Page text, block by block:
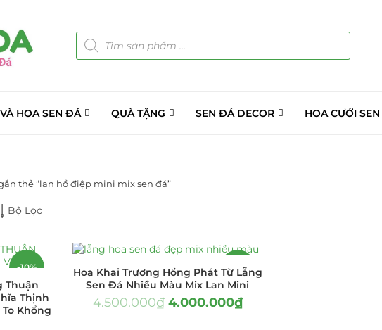
HOA SEN ĐÁ QUÀ TẶNG SEN ĐÁ DECOR HOA CƯỚI
DANH MỤC SẢN PHẨM
Cây Sen Đá Giá Sỉ (137)
Chậu Sen Đá Mini (8)
thẻ “lan hồ điệp mini mix sen đá”
Bộ Lọc
-10%
Thuận
Thịnh
Khổng
-11%
Hoa Khai Trương Hồng Phát Từ Lẵng
Sen Đá Nhiều Màu Mix Lan Mini
4.500.000₫ 4.000.000₫